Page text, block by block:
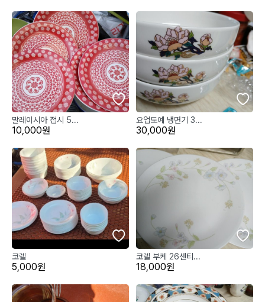
말레이시아 접시 5...
10,000원
요업도예 냉면기 3...
30,000원
코렐
5,000원
코렐 부케 26센티...
18,000원